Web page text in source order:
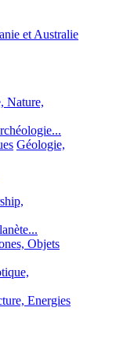
et Australie
Nature,
Géologie,
Objets
Energies